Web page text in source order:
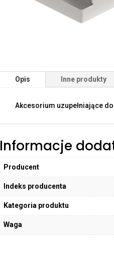
Opis Inne produkty
Akcesorium uzupełniające
Informacje
Producent
Indeks producenta
Kategoria produktu
Waga